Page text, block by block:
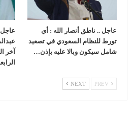
عاجل .. ناطق أنصار الله : أي
تورط للنظام السعودي في تصعيد
شامل سيكون وبالا عليه بإذن…
آخر
NEXT